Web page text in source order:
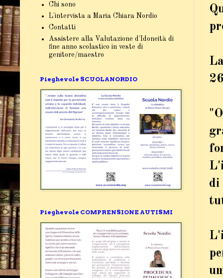
di
Chi sono
L'intervista a Maria Chiara Nordio
Contatti
Assistere alla Valutazione d'Idoneità di
fine anno scolastico in veste di
genitore/maestro
Pieghevole SCUOLANORDIO
Pieghevole COMPRENSIONE AUTISMI